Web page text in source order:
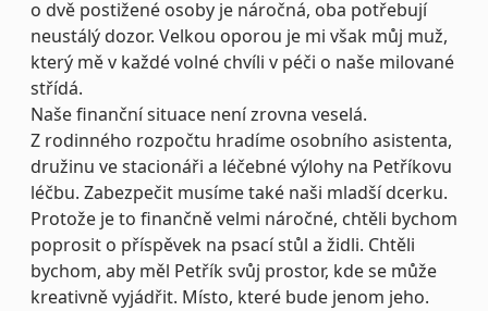
o dvě postižené osoby je náročná, oba potřebují
neustálý dozor. Velkou oporou je mi však můj muž,
který mě v každé volné chvíli v péči o naše milované
střídá.
Naše finanční situace není zrovna veselá.
Z rodinného rozpočtu hradíme osobního asistenta,
družinu ve stacionáři a léčebné výlohy na Petříkovu
léčbu. Zabezpečit musíme také naši mladší dcerku.
Protože je to finančně velmi náročné, chtěli bychom
poprosit o příspěvek na psací stůl a židli. Chtěli
bychom, aby měl Petřík svůj prostor, kde se může
kreativně vyjádřit. Místo, které bude jenom jeho.